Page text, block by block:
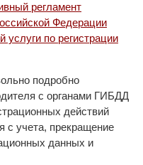
регламент
Федерации
услуги по регистрации
подробно
с органами ГИБДД
действий
с учета, прекращение
данных и